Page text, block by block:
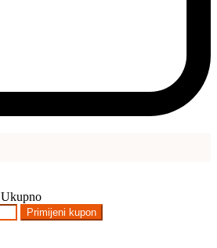
Ukupno
Primijeni kupon